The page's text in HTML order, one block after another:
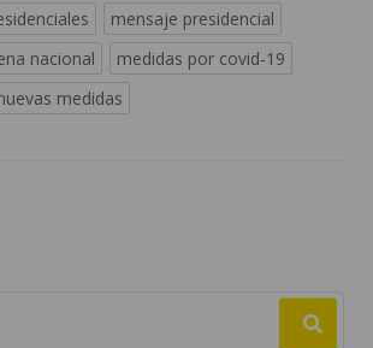
mensaje presidencial
nacional
medidas por covid-19
medidas